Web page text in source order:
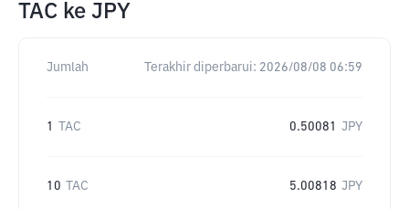
TAC ke JPY
Jumlah Terakhir diperbarui: 2026/08/08 06:59
1 TAC 0.50081 JPY
10 TAC 5.00818 JPY